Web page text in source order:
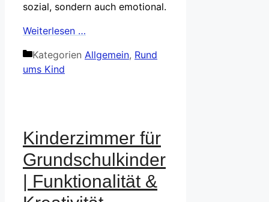
sozial, sondern auch emotional.
Weiterlesen …
Kategorien Allgemein, Rund
ums Kind
Kinderzimmer für
Grundschulkinder
| Funktionalität &